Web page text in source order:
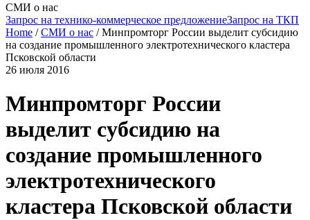
СМИ о нас
Запрос на технико-коммерческое предложениеЗапрос на ТКП
Home /СМИ о нас /Минпромторг России выделит субсидию
на создание промышленного электротехнического кластера
Псковской области
26 июля 2016
Минпромторг России
выделит субсидию на
создание промышленного
электротехнического
кластера Псковской области